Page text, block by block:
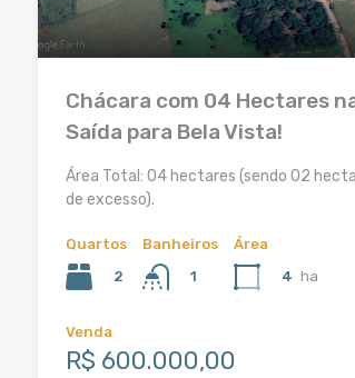
Chácara com 04 Hectares
Saída para Bela Vista!
Área Total: 04 hectares (sendo 02
de excesso).
Quartos
2
Banheiros
1
Área
4 ha
Venda
R$ 600.000,00